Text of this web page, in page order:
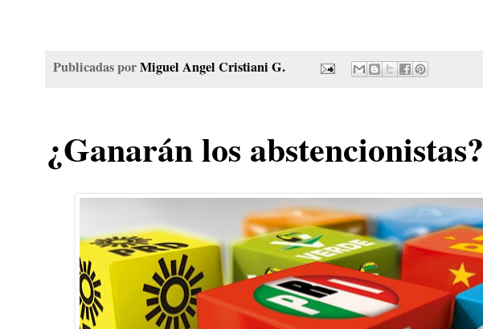
Publicadas porMiguel Angel Cristiani G.
¿Ganarán los abstencionistas?